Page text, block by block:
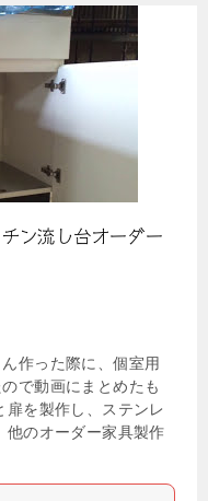
ン流し台オーダー
作った際に、個室用
で動画にまとめたも
を製作し、ステンレ
他のオーダー家具製作